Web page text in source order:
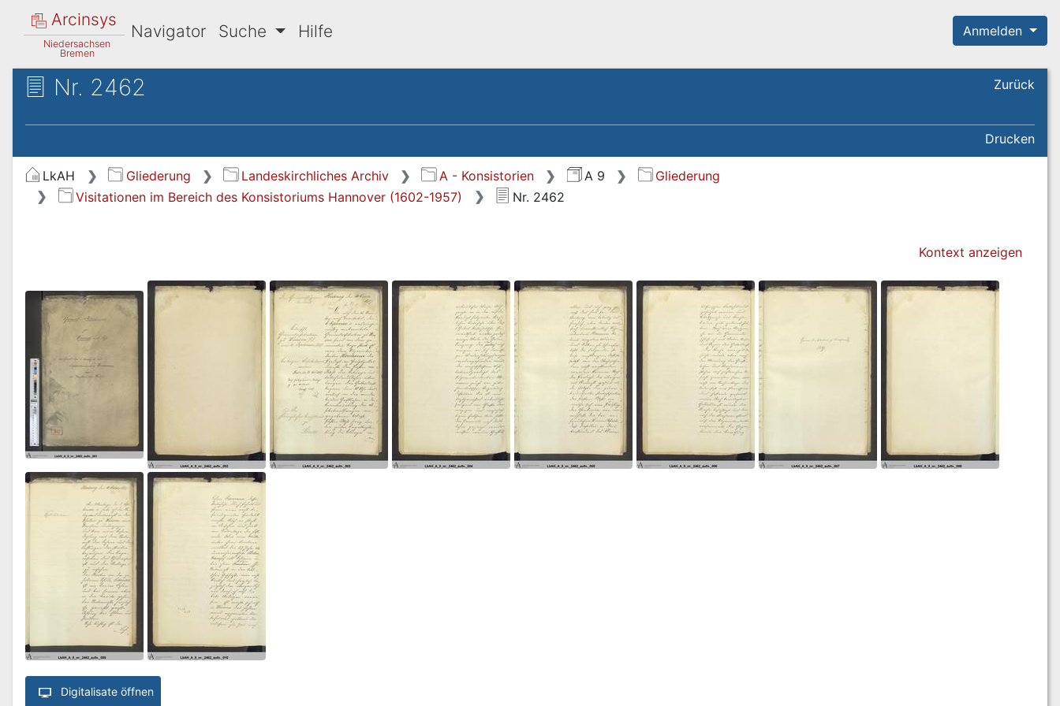
Arcinsys
Niedersachsen
Bremen
Navigator Suche Hilfe Anmelden
Nr. 2462 Zurück
Drucken
LkAH Gliederung Landeskirchliches Archiv A - Konsistorien A 9
Gliederung
Visitationen im Bereich des Konsistoriums Hannover (1602-1957)
Nr. 2462
Kontext anzeigen
Digitalisate öffnen